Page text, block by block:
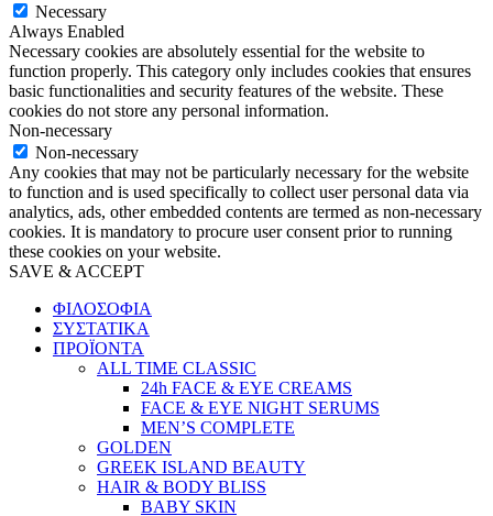
Necessary
Always Enabled
Necessary cookies are absolutely essential for the website to
function properly. This category only includes cookies that ensures
basic functionalities and security features of the website. These
cookies do not store any personal information.
Non-necessary
Non-necessary
Any cookies that may not be particularly necessary for the website
to function and is used specifically to collect user personal data via
analytics, ads, other embedded contents are termed as non-necessary
cookies. It is mandatory to procure user consent prior to running
these cookies on your website.
SAVE & ACCEPT
ΦΙΛΟΣΟΦΙΑ
ΣΥΣΤΑΤΙΚΑ
ΠΡΟΪΟΝΤΑ
ALL TIME CLASSIC
24h FACE & EYE CREAMS
FACE & EYE NIGHT SERUMS
MEN’S COMPLETE
GOLDEN
GREEK ISLAND BEAUTY
HAIR & BODY BLISS
BABY SKIN